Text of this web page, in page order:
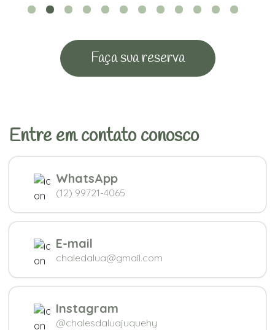
Faça sua reserva
Entre em contato conosco
WhatsApp
(12) 99721-4065
E-mail
chaledalua@gmail.com
Instagram
@chalesdaluajuquehy